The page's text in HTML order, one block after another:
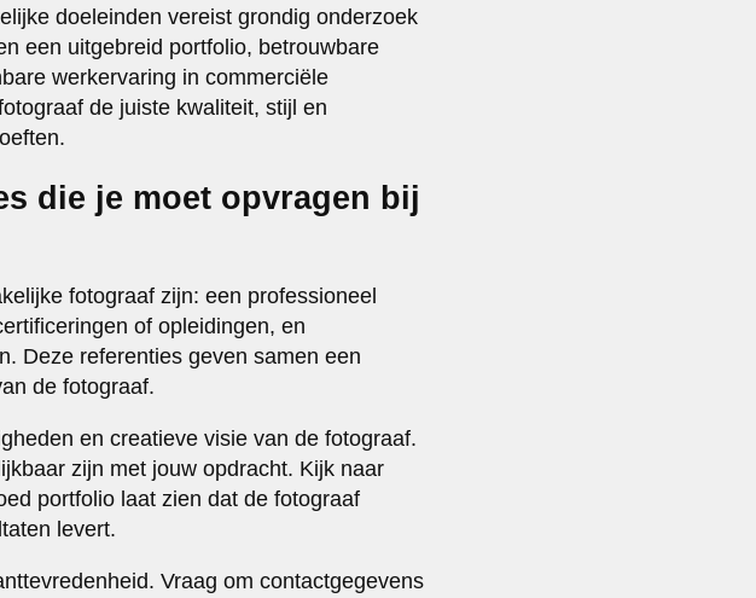
doeleinden vereist grondig onderzoek
een uitgebreid portfolio, betrouwbare
werkervaring in commerciële
de juiste kwaliteit, stijl en
die je moet opvragen bij
fotograaf zijn: een professioneel
of opleidingen, en
Deze referenties geven samen een
de fotograaf.
en creatieve visie van de fotograaf.
zijn met jouw opdracht. Kijk naar
portfolio laat zien dat de fotograaf
levert.
Vraag om contactgegevens